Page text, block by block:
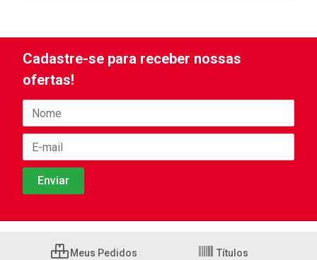
Cadastre-se para receber nossas
ofertas!
Meus Pedidos Títulos